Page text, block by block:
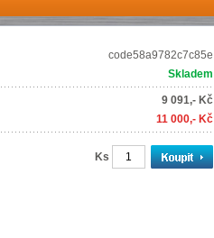
code58a9782c7c85e
Skladem
9 091,- Kč
11 000,- Kč
Ks